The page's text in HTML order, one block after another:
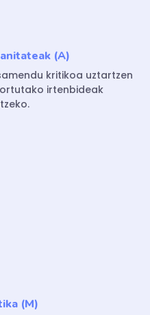
(A)
kritikoa uztartzen
irtenbideak
(M)